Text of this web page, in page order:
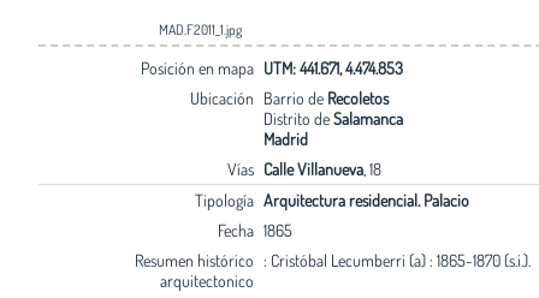
MAD.F2011_1.jpg
Posición en mapa UTM: 441.671, 4.474.853
Ubicación Barrio de Recoletos
Distrito deSalamanca
Madrid
Vías Calle Villanueva, 18
Tipología Arquitectura residencial. Palacio
Fecha 1865
Resumen histórico
arquitectonico
: Cristóbal Lecumberri (a) : 1865-1870 (s.i.).